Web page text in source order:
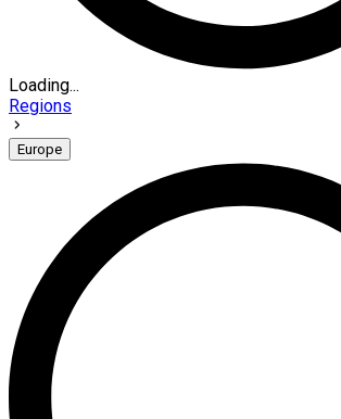
Loading...
Regions
Europe